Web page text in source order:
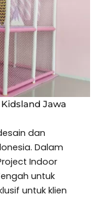
Jawa
dan
Dalam
Indoor
untuk
untuk klien